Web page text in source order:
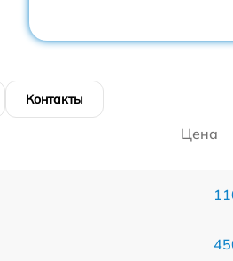
Контакты
Цена